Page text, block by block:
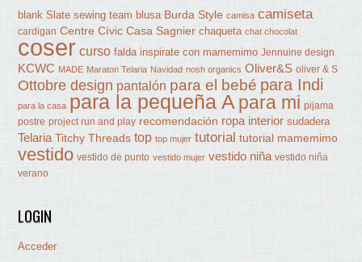
blank Slate sewing team blusa Burda Style camisa camiseta
cardigan Centre Cívic Casa Sagnier chaqueta chat chocolat
coser curso falda inspirate con mamemimo Jennuine design
KCWC MADE Maraton Telaria Navidad nosh organics Oliver&S oliver & S
Ottobre design pantalón para el bebé para Indi
para la casa para la pequeña A para mi pijama
postre project run and play recomendación ropa interior sudadera
Telaria Titchy Threads top top mujer tutorial tutorial mamemimo
vestido vestido de punto vestido mujer vestido niña vestido niña
verano
LOGIN
Acceder